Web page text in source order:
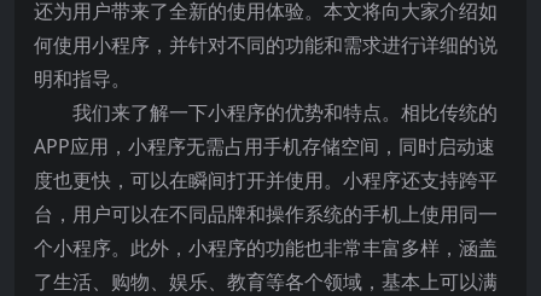
还为用户带来了全新的使用体验。本文将向大家介绍如
何使用小程序，并针对不同的功能和需求进行详细的说
明和指导。
我们来了解一下小程序的优势和特点。相比传统的
APP应用，小程序无需占用手机存储空间，同时启动速
度也更快，可以在瞬间打开并使用。小程序还支持跨平
台，用户可以在不同品牌和操作系统的手机上使用同一
个小程序。此外，小程序的功能也非常丰富多样，涵盖
了生活、购物、娱乐、教育等各个领域，基本上可以满